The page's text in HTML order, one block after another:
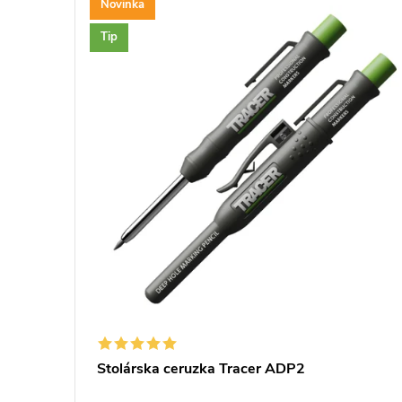
Novinka
Tip
Stolárska ceruzka Tracer ADP2